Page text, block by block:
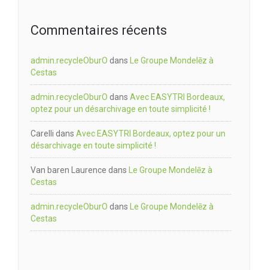
Commentaires récents
admin.recycleOburO dans Le Groupe Mondelēz à
Cestas
admin.recycleOburO dans Avec EASYTRI Bordeaux,
optez pour un désarchivage en toute simplicité !
Carelli dans Avec EASYTRI Bordeaux, optez pour un
désarchivage en toute simplicité !
Van baren Laurence dans Le Groupe Mondelēz à
Cestas
admin.recycleOburO dans Le Groupe Mondelēz à
Cestas